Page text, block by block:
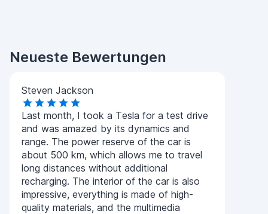
Neueste Bewertungen
Steven Jackson
Last month, I took a Tesla for a test drive
and was amazed by its dynamics and
range. The power reserve of the car is
about 500 km, which allows me to travel
long distances without additional
recharging. The interior of the car is also
impressive, everything is made of high-
quality materials, and the multimedia